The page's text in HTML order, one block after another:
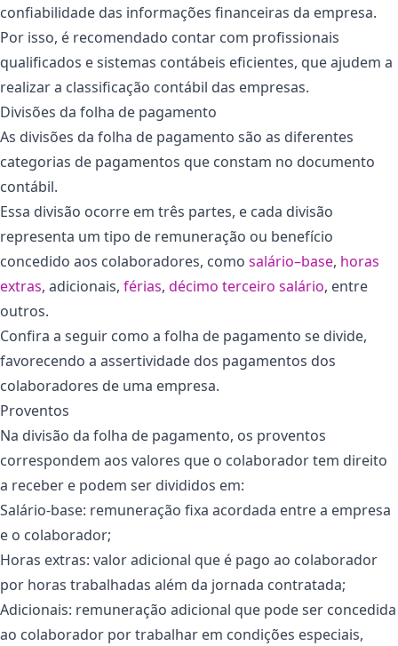
confiabilidade das informações financeiras da empresa.
Por isso, é recomendado contar com profissionais
qualificados e sistemas contábeis eficientes, que ajudem a
realizar a classificação contábil das empresas.
Divisões da folha de pagamento
As divisões da folha de pagamento são as diferentes
categorias de pagamentos que constam no documento
contábil.
Essa divisão ocorre em três partes, e cada divisão
representa um tipo de remuneração ou benefício
concedido aos colaboradores, como salário–base, horas
extras, adicionais, férias, décimo terceiro salário, entre
outros.
Confira a seguir como a folha de pagamento se divide,
favorecendo a assertividade dos pagamentos dos
colaboradores de uma empresa.
Proventos
Na divisão da folha de pagamento, os proventos
correspondem aos valores que o colaborador tem direito
a receber e podem ser divididos em:
Salário-base: remuneração fixa acordada entre a empresa
e o colaborador;
Horas extras: valor adicional que é pago ao colaborador
por horas trabalhadas além da jornada contratada;
Adicionais: remuneração adicional que pode ser concedida
ao colaborador por trabalhar em condições especiais,